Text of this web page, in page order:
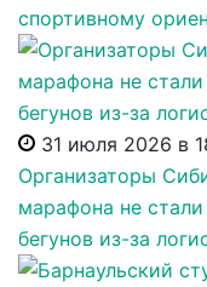
спортивному
31 июля 2026 в
Организаторы
марафона не
бегунов из-за